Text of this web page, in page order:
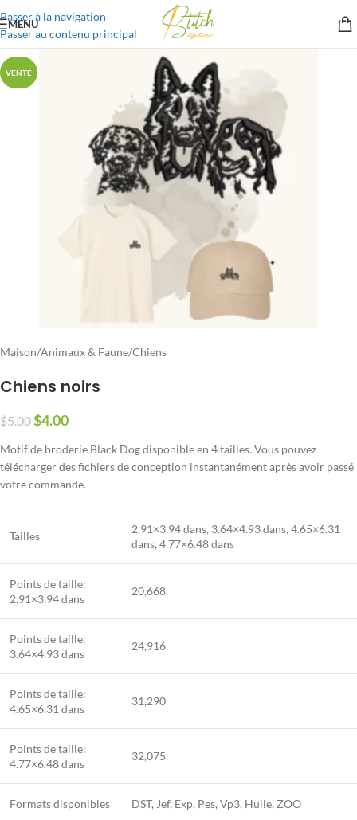
Passer à la navigation
Passer au contenu principal
MENU
VENTE
Maison/Animaux & Faune/Chiens
Chiens noirs
$5.00$4.00
Motif de broderie Black Dog disponible en 4 tailles. Vous pouvez
télécharger des fichiers de conception instantanément après avoir passé
votre commande.
Tailles
2.91×3.94 dans, 3.64×4.93 dans, 4.65×6.31
dans, 4.77×6.48 dans
Points de taille:
2.91×3.94 dans
20,668
Points de taille:
3.64×4.93 dans
24,916
Points de taille:
4.65×6.31 dans
31,290
Points de taille:
4.77×6.48 dans
32,075
Formats disponibles DST, Jef, Exp, Pes, Vp3, Huile, ZOO